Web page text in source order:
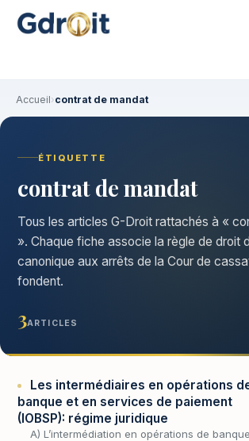
Accueil›contrat de mandat
ÉTIQUETTE
contrat de mandat
Tous les articles G-Droit rattachés à «
». Chaque fiche associe la règle de droit
canonique aux arrêts de la Cour de
fondent.
3ARTICLES
Les intermédiaires en opérations
banque et en services de paiement
(IOBSP): régime juridique
A) L’intermédiation en opérations de banque